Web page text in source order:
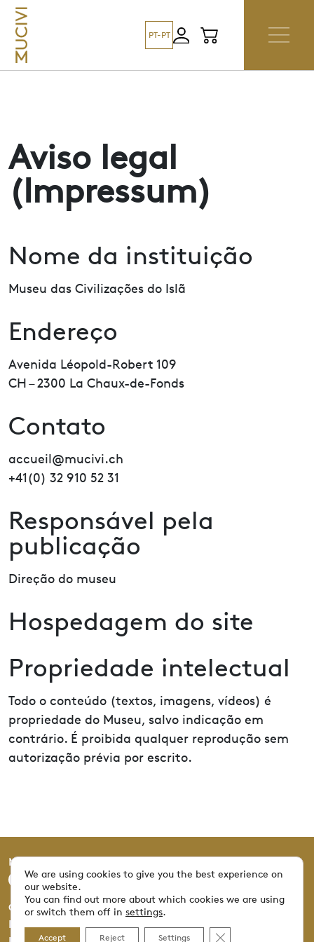
PT-PT
Aviso legal
(Impressum)
Nome da instituição
Museu das Civilizações do Islã
Endereço
Avenida Léopold-Robert 109
CH – 2300 La Chaux-de-Fonds
Contato
accueil@mucivi.ch
+41(0) 32 910 52 31
Responsável pela
publicação
Direção do museu
Hospedagem do site
Propriedade intelectual
Todo o conteúdo (textos, imagens, vídeos) é
propriedade do Museu, salvo indicação em
contrário. É proibida qualquer reprodução sem
autorização prévia por escrito.
Mucivi © 2025 Todos os direitos de autor reservados.
Grafismo: NORRS | Fotografia: Patrice Scheyer | Web:
Proview360.ch © 2025
We are using cookies to give you the best experience on
our website.
You can find out more about which cookies we are using
or switch them off in settings.
Accept Reject Settings Close GDPR Cookie